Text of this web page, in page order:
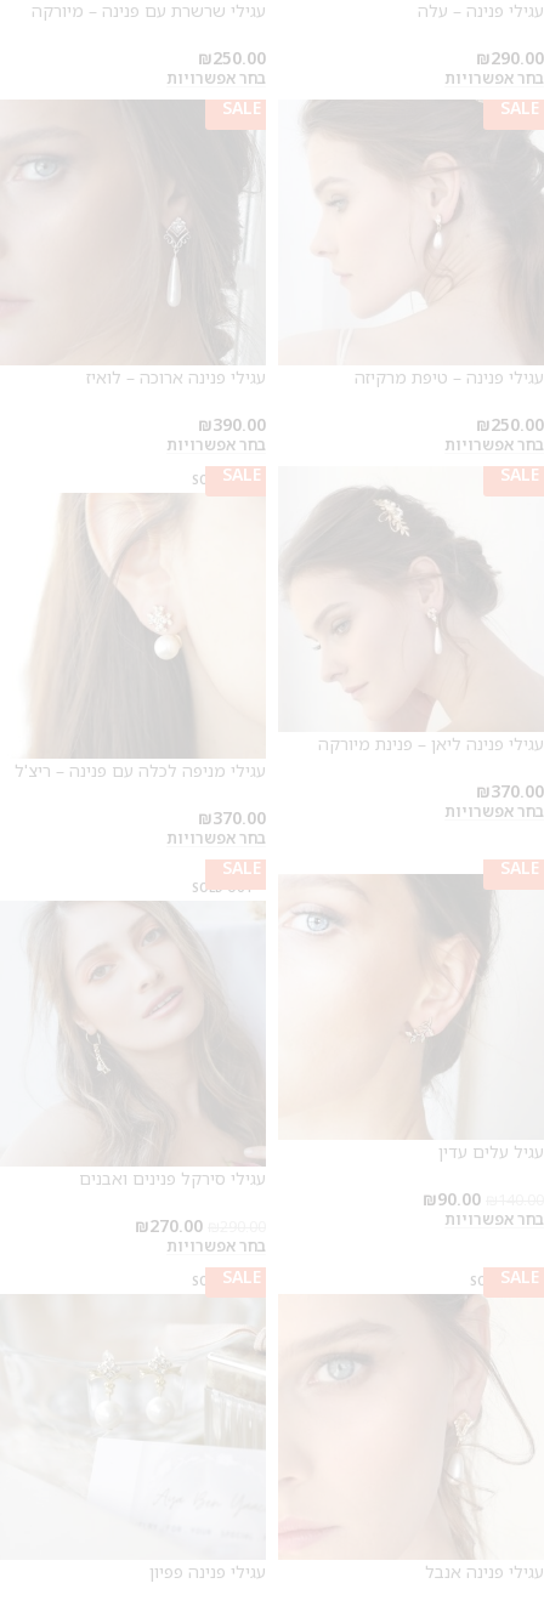
עגילי פנינה – עלה
₪290.00
בחר אפשרויות
עגילי שרשרת עם פנינה – מיורקה
₪250.00
בחר אפשרויות
SALE
עגילי פנינה – טיפת מרקיזה
₪250.00
בחר אפשרויות
SALE
עגילי פנינה ארוכה – לואיז
₪390.00
בחר אפשרויות
SALE
עגילי פנינה ליאן – פנינת מיורקה
₪370.00
בחר אפשרויות
SOLD OUT
SALE
עגילי מניפה לכלה עם פנינה – ריצ'ל
₪370.00
בחר אפשרויות
SALE
SALE
עגיל עלים עדין
₪90.00
בחר אפשרויות
SALE
SOLD OUT
SALE
עגילי סירקל פנינים ואבנים
₪270.00
בחר אפשרויות
SOLD OUT
SALE
עגילי פנינה אנבל
SOLD OUT
SALE
עגילי פנינה פפיון
2